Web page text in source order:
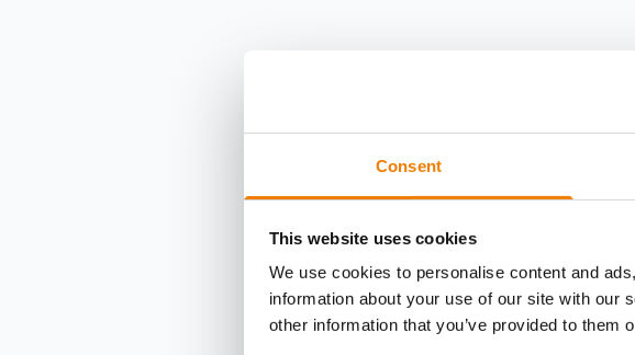
Consent
This website uses cookies
We use cookies to personalise content and
information about your use of our site with our
other information that you’ve provided to them